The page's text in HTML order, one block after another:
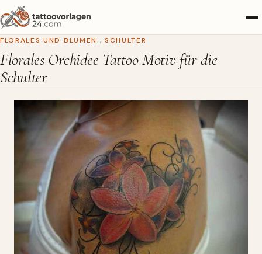
FLORALES UND BLUMEN , SCHULTER
Florales Orchidee Tattoo Motiv für die
Schulter